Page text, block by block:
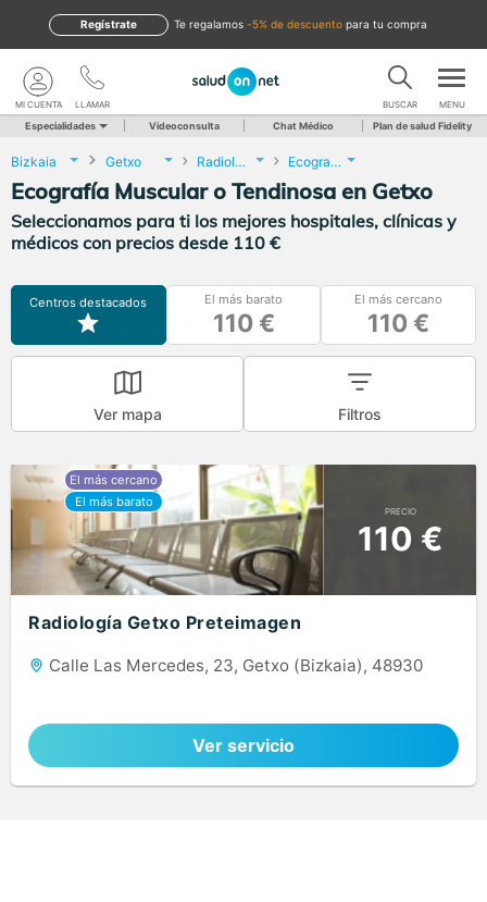
te regalamos -5% de descuento para tu compra
Regístrate
LLAMAR
MI CUENTA BUSCAR MENU
Especialidades Videoconsulta Chat Médico Plan de salud Fidelity
Bizkaia Getxo Radiología Ecografía Muscular o Tendinosa
Ecografía Muscular o Tendinosa en Getxo
Seleccionamos para ti los mejores hospitales, clínicas y
médicos con precios desde 110 €
Centros destacados El más barato
110 €
El más cercano
110 €
Ver mapa Filtros
PRECIO
110 €
Radiología Getxo Preteimagen
Calle Las Mercedes, 23, Getxo (Bizkaia), 48930
Ver servicio